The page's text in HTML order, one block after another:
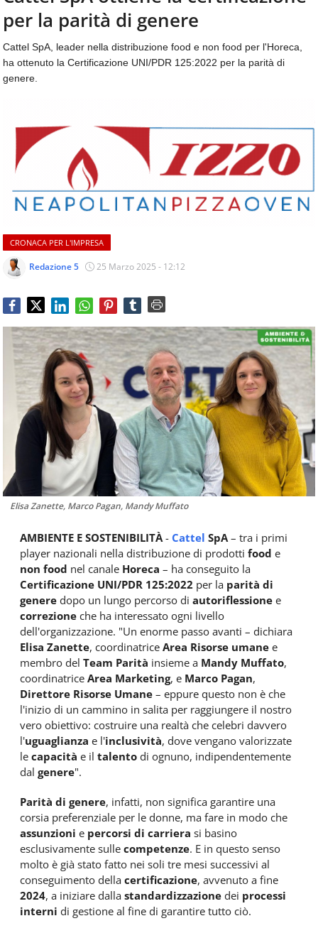
aggiornamenti
quotidiani
temi
come
ospitalità,
&
beverage,
catering
e
quotidiani
mondo
dell'alimentazione,
dei
consumi
Service
e
tutte
le
novità
del
comparto
Horeca.
CONTATTI
per la parità di genere
Cattel SpA, leader nella distribuzione food e non food per l'Horeca,
ha ottenuto la Certificazione UNI/PDR 125:2022 per la parità di
genere.
CRONACA PER L'IMPRESA
Redazione 5 25 Marzo 2025 - 12:12
Elisa Zanette, Marco Pagan, Mandy Muffato
AMBIENTE E SOSTENIBILITÀ- Cattel SpA– tra i primi
player nazionali nella distribuzione di prodotti food e
non food nel canale Horeca – ha conseguito la
Certificazione UNI/PDR 125:2022 per la parità di
genere dopo un lungo percorso di autoriflessione e
correzione che ha interessato ogni livello
dell'organizzazione. "Un enorme passo avanti – dichiara
Elisa Zanette, coordinatrice Area Risorse umane e
membro del Team Parità insieme a Mandy Muffato,
coordinatrice Area Marketing, e Marco Pagan,
Direttore Risorse Umane – eppure questo non è che
l'inizio di un cammino in salita per raggiungere il nostro
vero obiettivo: costruire una realtà che celebri davvero
l'uguaglianza e l'inclusività, dove vengano valorizzate
le capacità e il talento di ognuno, indipendentemente
dal genere".
Parità di genere, infatti, non significa garantire una
corsia preferenziale per le donne, ma fare in modo che
assunzioni e percorsi di carriera si basino
esclusivamente sulle competenze. E in questo senso
molto è già stato fatto nei soli tre mesi successivi al
conseguimento della certificazione, avvenuto a fine
2024, a iniziare dalla standardizzazione dei processi
interni di gestione al fine di garantire tutto ciò.